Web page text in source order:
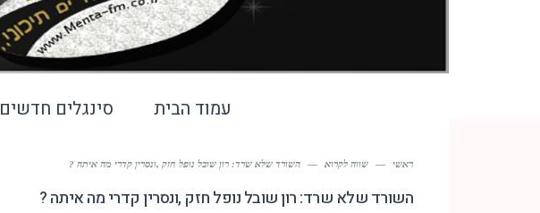
עמוד הבית סינגלים חדשים
ראשי — שווה לקרוא — השורד שלא שרד: רון שובל נופל חזק ,ונסרין קדרי מה איתה ?
השורד שלא שרד: רון שובל נופל חזק ,ונסרין קדרי מה איתה ?